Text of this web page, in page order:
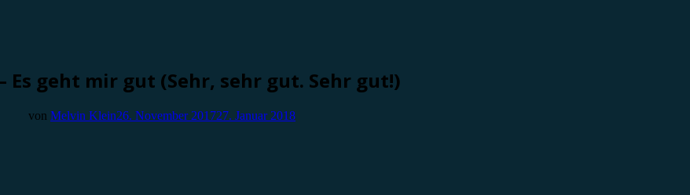
Es geht mir gut (Sehr, sehr gut. Sehr gut!)
von Melvin Klein26. November 201727. Januar 2018